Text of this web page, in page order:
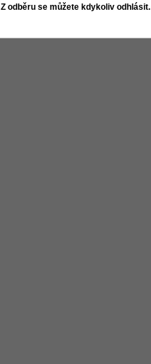
Z odběru se můžete kdykoliv odhlásit.